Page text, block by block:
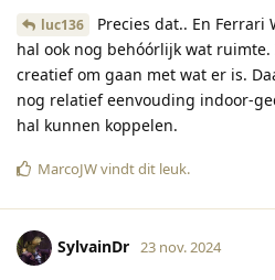
luc136
Precies dat.. En
hal ook nog behóórlijk wat ruimte.
creatief om gaan met wat er is.
nog relatief eenvouding indoor-
hal kunnen koppelen.
MarcoJWvindt dit leuk.
SylvainDr 23 nov. 2024